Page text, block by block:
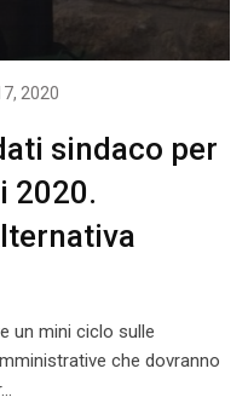
2020
sindaco per
2020.
un mini ciclo sulle
che dovranno